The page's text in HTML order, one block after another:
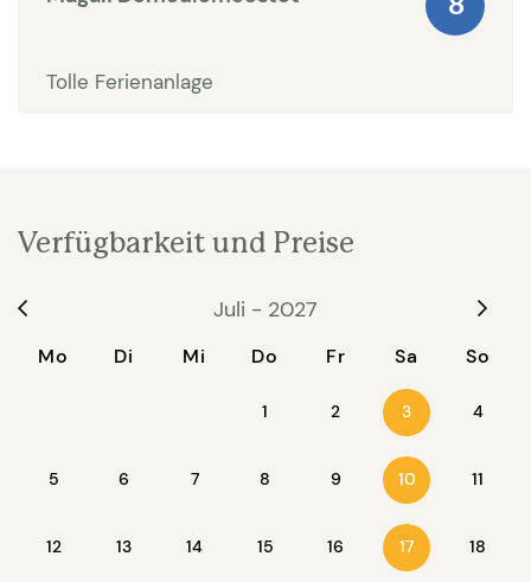
Bank und Stühlen auf der halb überdachten Süd-
Terrasse des Haupthauses. Zwischen Haupthaus
und Gästehaus wurde eine neue Jeu de Boules
nichts von ihrem provenzalischen Charme verloren.
bietet jetzt zusätzlich eine gelungene Kombination
Beide Häuser sind ebenerdig und haben zum
8
Tolle Ferienanlage
Verfügbarkeit und Preise
Juli - 2027
Mo Di Mi Do Fr Sa So
1 2 3 4
5 6 7 8 9 10 11
12 13 14 15 16 17 18